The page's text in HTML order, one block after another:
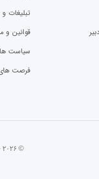
تبلیغات
قوانین و
سیاست
فرصت
© ۲۰۲۶ - تمامی حقوق مادی و معنوی این وبسایت نزد میهن بلاکچین محفوظ است.